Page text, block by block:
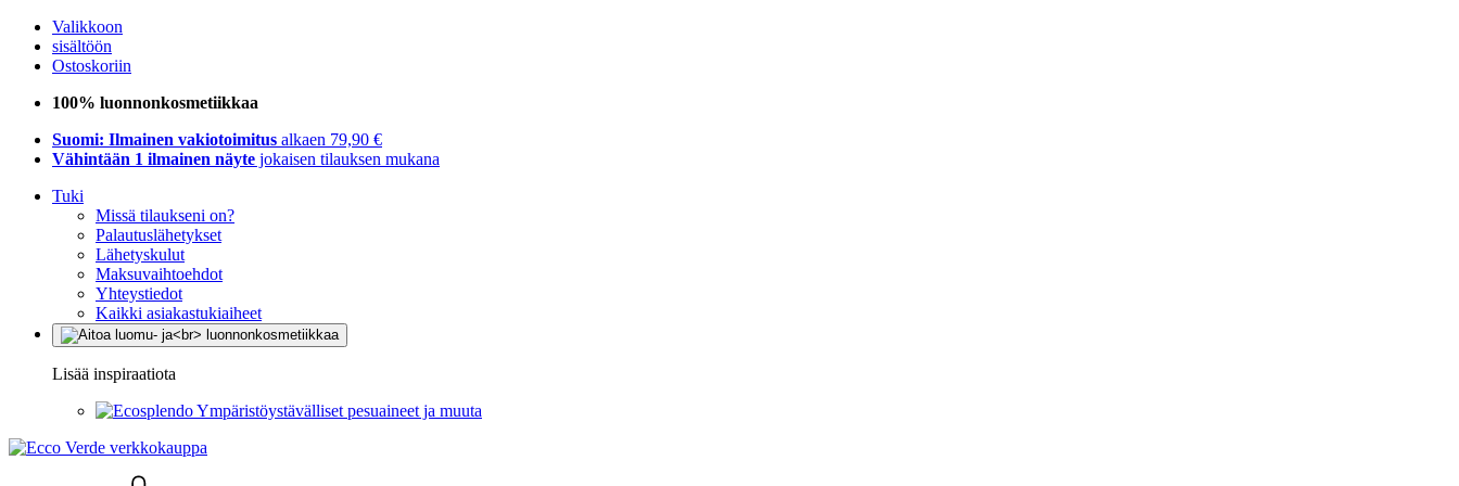
Valikkoon
sisältöön
Ostoskoriin
100% luonnonkosmetiikkaa
Suomi: Ilmainen vakiotoimitus alkaen 79,90 €
Vähintään 1 ilmainen näyte jokaisen tilauksen mukana
Tuki
Missä tilaukseni on?
Palautuslähetykset
Lähetyskulut
Maksuvaihtoehdot
Yhteystiedot
Kaikki asiakastukiaiheet
Lisää inspiraatiota
Ympäristöystävälliset pesuaineet ja muuta